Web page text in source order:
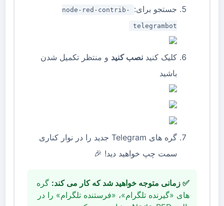
جستجو برای:
node-red-contrib-
telegrambot
کلیک کنید نصب کنید و منتظر تکمیل شدن
باشید
گره های Telegram جدید را در نوار کناری
سمت چپ خواهید دید! 🎉
✅ زمانی متوجه خواهید شد که کار می کند: گره
های «گیرنده تلگرام»، «فرستنده تلگرام» را در